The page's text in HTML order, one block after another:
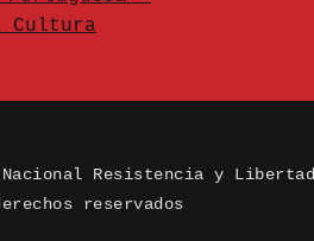
Nacional Resistencia y Libertad
reservados